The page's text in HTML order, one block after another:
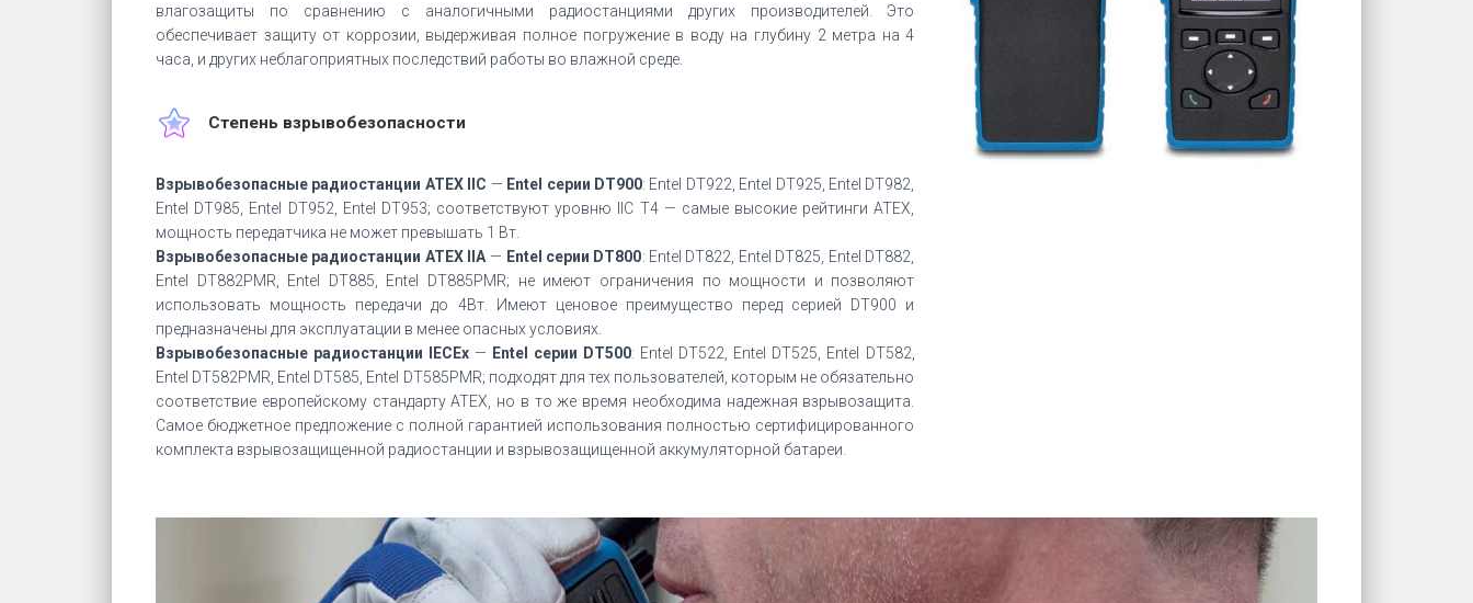
влагозащиты по сравнению с аналогичными радиостанциями других производителей. Это
обеспечивает защиту от коррозии, выдерживая полное погружение в воду на глубину 2 метра на 4
часа, и других неблагоприятных последствий работы во влажной среде.
Степень взрывобезопасности
Взрывобезопасные радиостанции ATEX IIC — Entel серии DT900: Entel DT922, Entel DT925, Entel DT982,
Entel DT985, Entel DT952, Entel DT953; соответствуют уровню IIC T4 — самые высокие рейтинги АТЕХ,
мощность передатчика не может превышать 1 Вт.
Взрывобезопасные радиостанции ATEX IIA— Entel серии DT800: Entel DT822, Entel DT825, Entel DT882,
Entel DT882PMR, Entel DT885, Entel DT885PMR; не имеют ограничения по мощности и позволяют
использовать мощность передачи до 4Вт. Имеют ценовое преимущество перед серией DT900 и
предназначены для эксплуатации в менее опасных условиях.
Взрывобезопасные радиостанции IECEx — Entel серии DT500: Entel DT522, Entel DT525, Entel DT582,
Entel DT582PMR, Entel DT585, Entel DT585PMR; подходят для тех пользователей, которым не обязательно
соответствие европейскому стандарту АТЕX, но в то же время необходима надежная взрывозащита.
Самое бюджетное предложение с полной гарантией использования полностью сертифицированного
комплекта взрывозащищенной радиостанции и взрывозащищенной аккумуляторной батареи.